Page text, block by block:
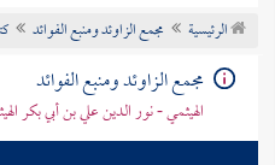
تراجم الأعلام
الرئيسية مجمع الزاوئد ومنبع الفوائد
مجمع الزاوئد ومنبع الفوائد
الهيثمي - نور الدين علي بن أبي بكر